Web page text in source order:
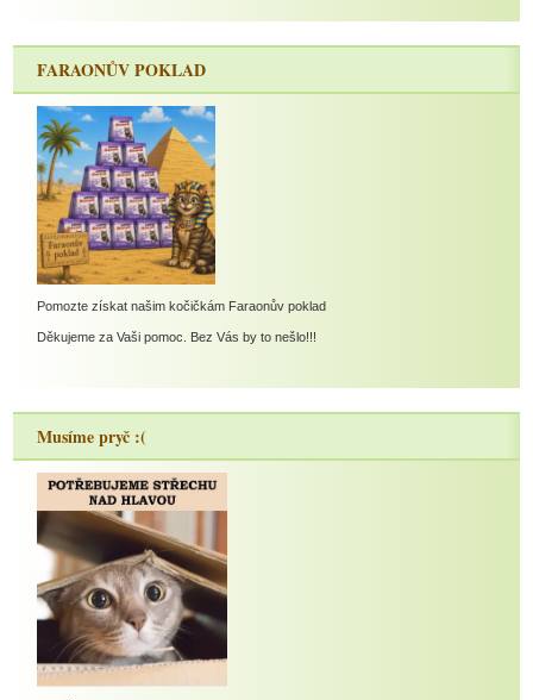
FARAONŮV POKLAD
Pomozte získat našim kočičkám Faraonův poklad
Děkujeme za Vaši pomoc. Bez Vás by to nešlo!!!
Musíme pryč :(